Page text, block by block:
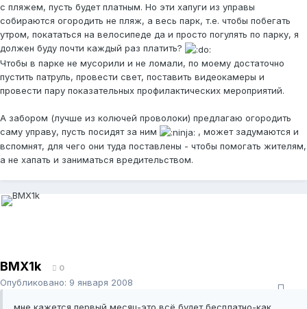
с пляжем, пусть будет платным. Но эти хапуги из управы
собираются огородить не пляж, а весь парк, т.е. чтобы побегать
утром, покататься на велосипеде да и просто погулять по парку, я
должен буду почти каждый раз платить?
Чтобы в парке не мусорили и не ломали, по моему достаточно
пустить патруль, провести свет, поставить видеокамеры и
провести пару показательных профилактических мероприятий.
А забором (лучше из колючей проволоки) предлагаю огородить
саму управу, пусть посидят за ним
, может задумаются и
вспомнят, для чего они туда поставлены - чтобы помогать жителям,
а не хапать и заниматься вредительством.
BMX1k 0
Опубликовано: 9 января 2008